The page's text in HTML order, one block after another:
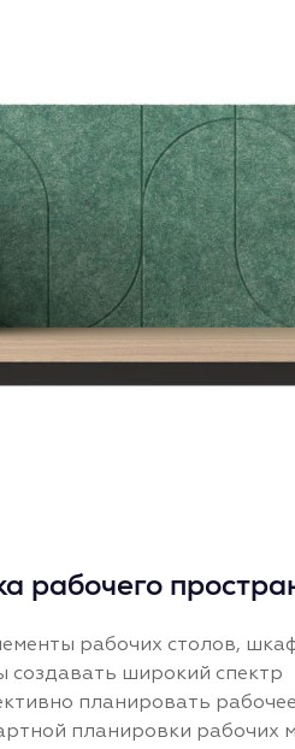
рабочего
рабочих столов,
создавать широкий спектр
планировать рабочее
планировки рабочих